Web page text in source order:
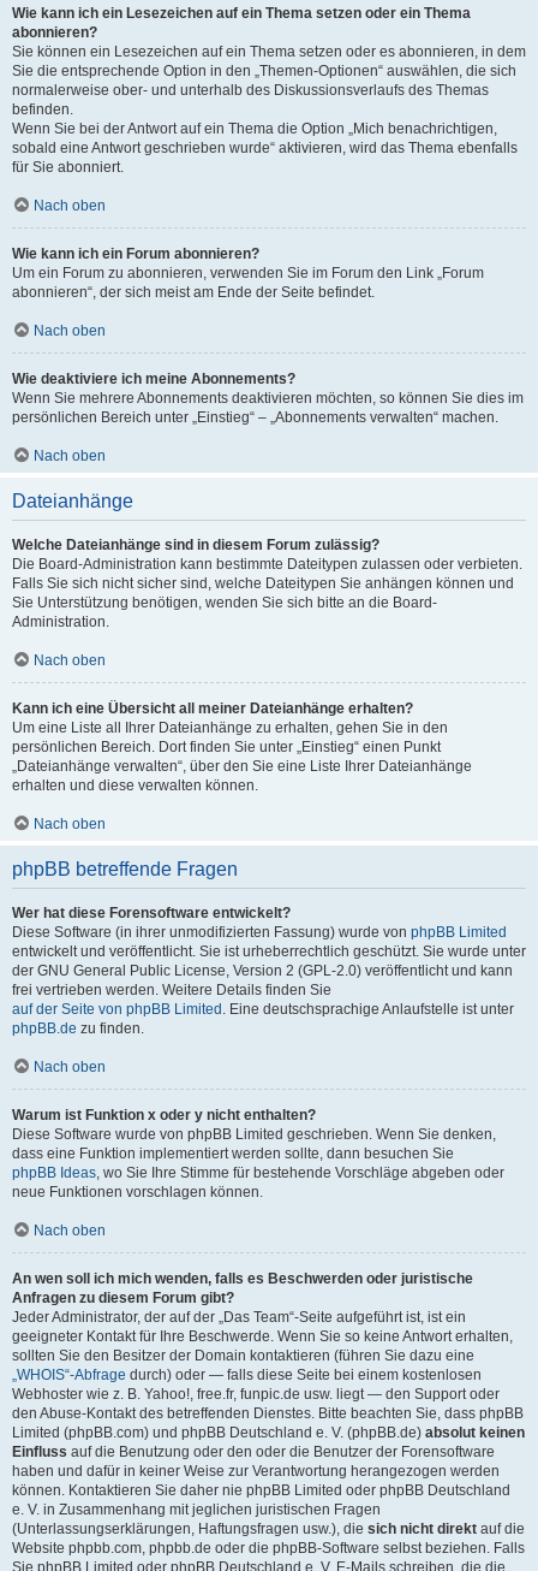
Wie kann ich ein Lesezeichen auf ein Thema setzen oder ein Thema
abonnieren?
Sie können ein Lesezeichen auf ein Thema setzen oder es abonnieren, in dem
Sie die entsprechende Option in den „Themen-Optionen“ auswählen, die sich
normalerweise ober- und unterhalb des Diskussionsverlaufs des Themas
befinden.
Wenn Sie bei der Antwort auf ein Thema die Option „Mich benachrichtigen,
sobald eine Antwort geschrieben wurde“ aktivieren, wird das Thema ebenfalls
für Sie abonniert.
Nach oben
Wie kann ich ein Forum abonnieren?
Um ein Forum zu abonnieren, verwenden Sie im Forum den Link „Forum
abonnieren“, der sich meist am Ende der Seite befindet.
Nach oben
Wie deaktiviere ich meine Abonnements?
Wenn Sie mehrere Abonnements deaktivieren möchten, so können Sie dies im
persönlichen Bereich unter „Einstieg“ – „Abonnements verwalten“ machen.
Nach oben
Dateianhänge
Welche Dateianhänge sind in diesem Forum zulässig?
Die Board-Administration kann bestimmte Dateitypen zulassen oder verbieten.
Falls Sie sich nicht sicher sind, welche Dateitypen Sie anhängen können und
Sie Unterstützung benötigen, wenden Sie sich bitte an die Board-
Administration.
Nach oben
Kann ich eine Übersicht all meiner Dateianhänge erhalten?
Um eine Liste all Ihrer Dateianhänge zu erhalten, gehen Sie in den
persönlichen Bereich. Dort finden Sie unter „Einstieg“ einen Punkt
„Dateianhänge verwalten“, über den Sie eine Liste Ihrer Dateianhänge
erhalten und diese verwalten können.
Nach oben
phpBB betreffende Fragen
Wer hat diese Forensoftware entwickelt?
Diese Software (in ihrer unmodifizierten Fassung) wurde von phpBB Limited
entwickelt und veröffentlicht. Sie ist urheberrechtlich geschützt. Sie wurde unter
der GNU General Public License, Version 2 (GPL-2.0) veröffentlicht und kann
frei vertrieben werden. Weitere Details finden Sie
auf der Seite von phpBB Limited . Eine deutschsprachige Anlaufstelle ist unter
phpBB.de zu finden.
Nach oben
Warum ist Funktion x oder y nicht enthalten?
Diese Software wurde von phpBB Limited geschrieben. Wenn Sie denken,
dass eine Funktion implementiert werden sollte, dann besuchen Sie
phpBB Ideas, wo Sie Ihre Stimme für bestehende Vorschläge abgeben oder
neue Funktionen vorschlagen können.
Nach oben
An wen soll ich mich wenden, falls es Beschwerden oder juristische
Anfragen zu diesem Forum gibt?
Jeder Administrator, der auf der „Das Team“-Seite aufgeführt ist, ist ein
geeigneter Kontakt für Ihre Beschwerde. Wenn Sie so keine Antwort erhalten,
sollten Sie den Besitzer der Domain kontaktieren (führen Sie dazu eine
„WHOIS“-Abfrage durch) oder — falls diese Seite bei einem kostenlosen
Webhoster wie z. B. Yahoo!, free.fr, funpic.de usw. liegt — den Support oder
den Abuse-Kontakt des betreffenden Dienstes. Bitte beachten Sie, dass phpBB
Limited (phpBB.com) und phpBB Deutschland e. V. (phpBB.de) absolut keinen
Einfluss auf die Benutzung oder den oder die Benutzer der Forensoftware
haben und dafür in keiner Weise zur Verantwortung herangezogen werden
können. Kontaktieren Sie daher nie phpBB Limited oder phpBB Deutschland
e. V. in Zusammenhang mit jeglichen juristischen Fragen
(Unterlassungserklärungen, Haftungsfragen usw.), die sich nicht direkt auf die
Website phpbb.com, phpbb.de oder die phpBB-Software selbst beziehen. Falls
Sie phpBB Limited oder phpBB Deutschland e. V. E-Mails schreiben, die die